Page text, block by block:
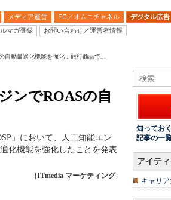
メディア運営 EC／オムニチャネル デジタル広告
マガ登録 お問い合わせ／運営者情報
自動最適化機能を強化：旅行商品で...
ンでROASの自
」において、人工知能エン
化機能を強化したことを発表
[ITmedia マーケティング]
知ってお
記事の一
アイテ
キャリ